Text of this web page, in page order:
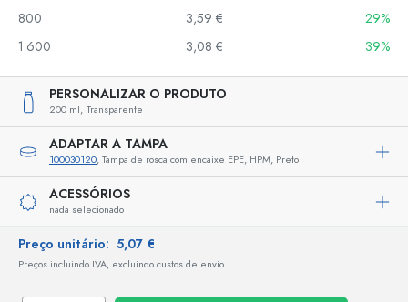
800
3,59 €
29%
1.600
3,08 € 39%
PERSONALIZAR O PRODUTO
200 ml, Transparente
ADAPTAR A TAMPA
100030120, Tampa de rosca com encaixe EPE, HPM, Preto
ACESSÓRIOS
nada selecionado
Preço unitário: 5,07 €
Preços incluindo IVA, excluindo custos de envio